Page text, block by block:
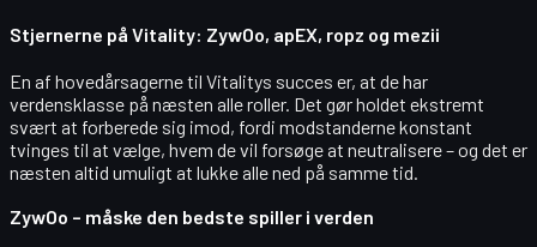
Stjernerne på Vitality: ZywOo, apEX, ropz og mezii
En af hovedårsagerne til Vitalitys succes er, at de har
verdensklasse på næsten alle roller. Det gør holdet ekstremt
svært at forberede sig imod, fordi modstanderne konstant
tvinges til at vælge, hvem de vil forsøge at neutralisere – og det er
næsten altid umuligt at lukke alle ned på samme tid.
ZywOo – måske den bedste spiller i verden